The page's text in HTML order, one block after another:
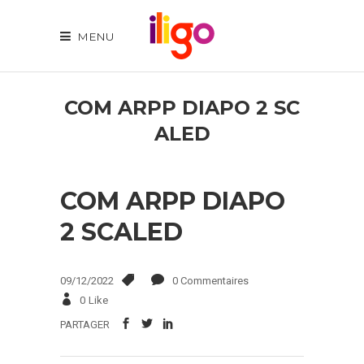
MENU
COM ARPP DIAPO 2 SC
ALED
COM ARPP DIAPO
2 SCALED
09/12/2022
0 Commentaires
0 Like
PARTAGER